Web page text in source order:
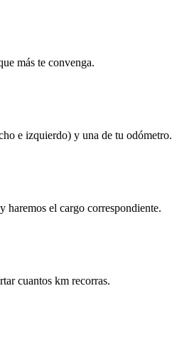
más te convenga.
e izquierdo) y una de tu odómetro.
haremos el cargo correspondiente.
cuantos km recorras.